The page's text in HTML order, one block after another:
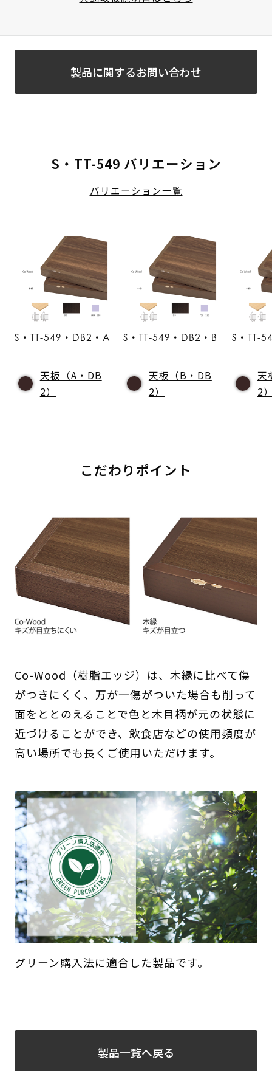
製品に関するお問い合わせ
S・TT-549 バリエーション
バリエーション一覧
S・TT-549・DB2・A
天板（A・DB
2）
S・TT-549・DB2・B
天板（B・DB
2）
S・TT-
天
2
こだわりポイント
Co-Wood（樹脂エッジ）は、木縁に比べて傷
がつきにくく、万が一傷がついた場合も削って
面をととのえることで色と木目柄が元の状態に
近づけることができ、飲食店などの使用頻度が
高い場所でも長くご使用いただけます。
グリーン購入法に適合した製品です。
製品一覧へ戻る